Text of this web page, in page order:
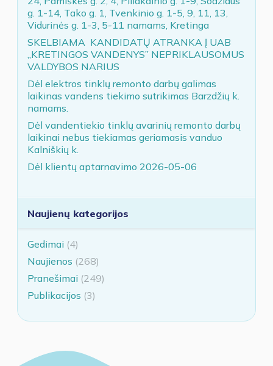
g. 1-14, Tako g. 1, Tvenkinio g. 1-5, 9, 11, 13,
Vidurinės g. 1-3, 5-11 namams, Kretinga
SKELBIAMA KANDIDATŲ ATRANKA Į UAB
„KRETINGOS VANDENYS” NEPRIKLAUSOMUS
VALDYBOS NARIUS
Dėl elektros tinklų remonto darbų galimas
laikinas vandens tiekimo sutrikimas Barzdžių k.
namams.
Dėl vandentiekio tinklų avarinių remonto darbų
laikinai nebus tiekiamas geriamasis vanduo
Kalniškių k.
Dėl klientų aptarnavimo 2026-05-06
Naujienų kategorijos
Gedimai (4)
Naujienos (268)
Pranešimai (249)
Publikacijos (3)